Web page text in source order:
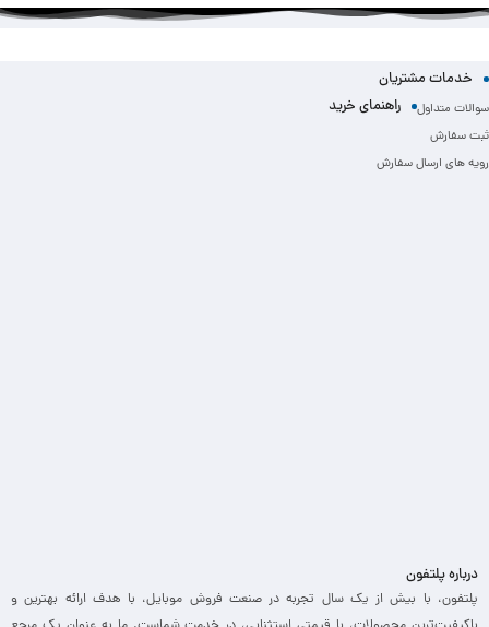
خدمات مشتریان
سوالات متداول راهنمای خرید
ثبت سفارش
رویه های ارسال سفارش
درباره پلتفون
پلتفون، با بیش از یک سال تجربه در صنعت فروش موبایل، با هدف ارائه بهترین و